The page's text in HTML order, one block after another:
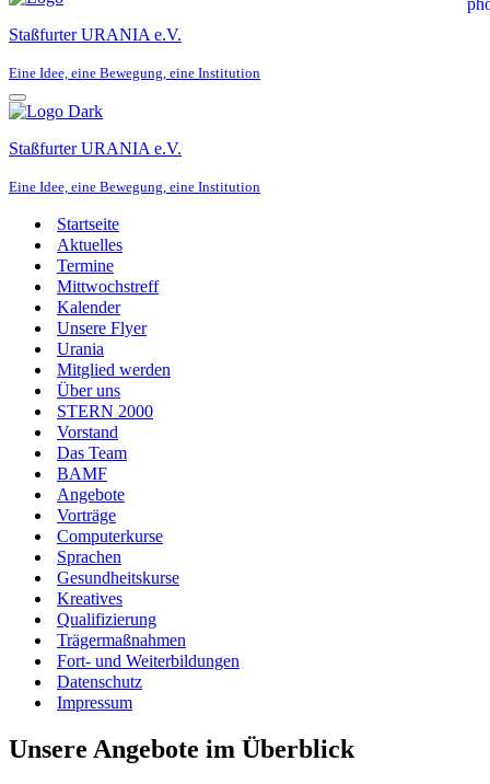
Staßfurter URANIA e.V.
Eine Idee, eine Bewegung, eine Institution
Navigationsmenü
Staßfurter URANIA e.V.
Eine Idee, eine Bewegung, eine Institution
Startseite
Aktuelles
Termine
Mittwochstreff
Kalender
Unsere Flyer
Urania
Mitglied werden
Über uns
STERN 2000
Vorstand
Das Team
BAMF
Angebote
Vorträge
Computerkurse
Sprachen
Gesundheitskurse
Kreatives
Qualifizierung
Trägermaßnahmen
Fort- und Weiterbildungen
Datenschutz
Impressum
Unsere Angebote im Überblick